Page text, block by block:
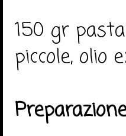
150 gr
piccole, olio